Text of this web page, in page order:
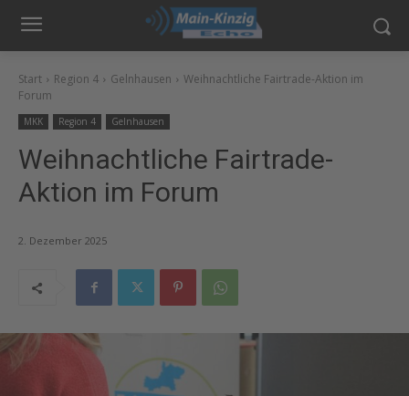
Start Region 4 Gelnhausen
Weihnachtliche Fairtrade-Aktion im
Forum
MKK Region 4 Gelnhausen
Weihnachtliche Fairtrade-
Aktion im Forum
2. Dezember 2025